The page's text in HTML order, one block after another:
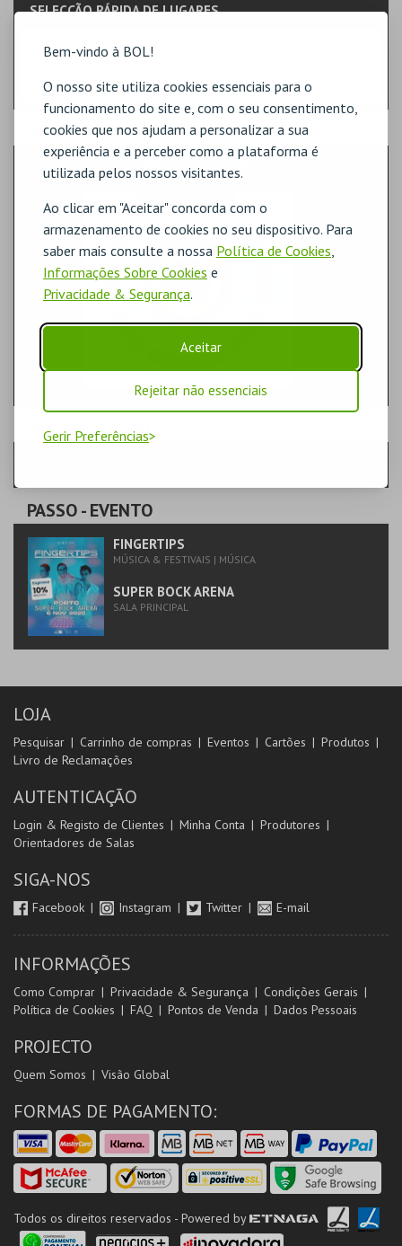
Bem-vindo à BOL!
O nosso site utiliza cookies essenciais para o
funcionamento do site e, com o seu consentimento,
cookies que nos ajudam a personalizar a sua
experiência e a perceber como a plataforma é
utilizada pelos nossos visitantes.
Ao clicar em "Aceitar" concorda com o
armazenamento de cookies no seu dispositivo. Para
saber mais consulte a nossa Política de Cookies
Informações Sobre Cookies e
Privacidade & Segurança.
Aceitar
Rejeitar não essenciais
Gerir Preferências
SELECÇÃO RÁPIDA DE LUGARES
Indique a quantidade
Na planta, selecione o lugar.
PASSO- SECTOR
BALCÃO 1 - SETOR D
PASSO- SESSÃO
PASSO- EVENTO
FINGERTIPS
MÚSICA & FESTIVAIS | MÚSICA
SUPER BOCK ARENA
SALA PRINCIPAL
LOJA
Pesquisar Carrinho de compras Eventos Cartões
Produtos
Livro de Reclamações
AUTENTICAÇÃO
Login & Registo de Clientes Minha Conta
Produtores
Orientadores de Salas
SIGA-NOS
Facebook Instagram Twitter E-mail
INFORMAÇÕES
Como Comprar Privacidade & Segurança
Condições Gerais
Política de Cookies
FAQ Pontos de Venda Dados Pessoais
PROJECTO
Quem Somos Visão Global
FORMAS DE PAGAMENTO:
Todos os direitos reservados - Powered by ETNAGA